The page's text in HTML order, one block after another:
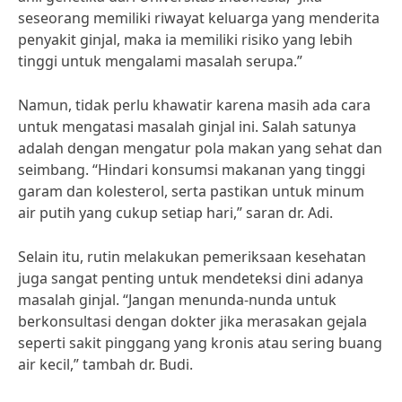
seseorang memiliki riwayat keluarga yang menderita
penyakit ginjal, maka ia memiliki risiko yang lebih
tinggi untuk mengalami masalah serupa.”
Namun, tidak perlu khawatir karena masih ada cara
untuk mengatasi masalah ginjal ini. Salah satunya
adalah dengan mengatur pola makan yang sehat dan
seimbang. “Hindari konsumsi makanan yang tinggi
garam dan kolesterol, serta pastikan untuk minum
air putih yang cukup setiap hari,” saran dr. Adi.
Selain itu, rutin melakukan pemeriksaan kesehatan
juga sangat penting untuk mendeteksi dini adanya
masalah ginjal. “Jangan menunda-nunda untuk
berkonsultasi dengan dokter jika merasakan gejala
seperti sakit pinggang yang kronis atau sering buang
air kecil,” tambah dr. Budi.